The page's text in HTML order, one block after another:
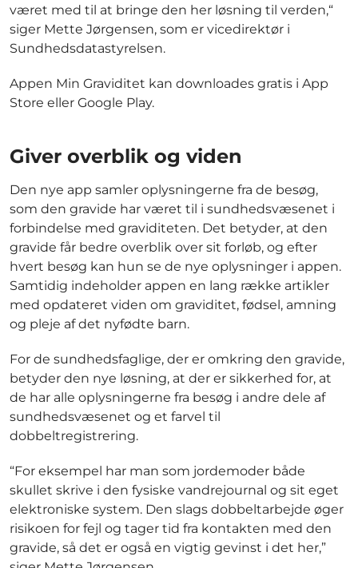
været med til at bringe den her løsning til verden,“
siger Mette Jørgensen, som er vicedirektør i
Sundhedsdatastyrelsen.
Appen Min Graviditet kan downloades gratis i App
Store eller Google Play.
Giver overblik og viden
Den nye app samler oplysningerne fra de besøg,
som den gravide har været til i sundhedsvæsenet i
forbindelse med graviditeten. Det betyder, at den
gravide får bedre overblik over sit forløb, og efter
hvert besøg kan hun se de nye oplysninger i appen.
Samtidig indeholder appen en lang række artikler
med opdateret viden om graviditet, fødsel, amning
og pleje af det nyfødte barn.
For de sundhedsfaglige, der er omkring den gravide,
betyder den nye løsning, at der er sikkerhed for, at
de har alle oplysningerne fra besøg i andre dele af
sundhedsvæsenet og et farvel til
dobbeltregistrering.
“For eksempel har man som jordemoder både
skullet skrive i den fysiske vandrejournal og sit eget
elektroniske system. Den slags dobbeltarbejde øger
risikoen for fejl og tager tid fra kontakten med den
gravide, så det er også en vigtig gevinst i det her,”